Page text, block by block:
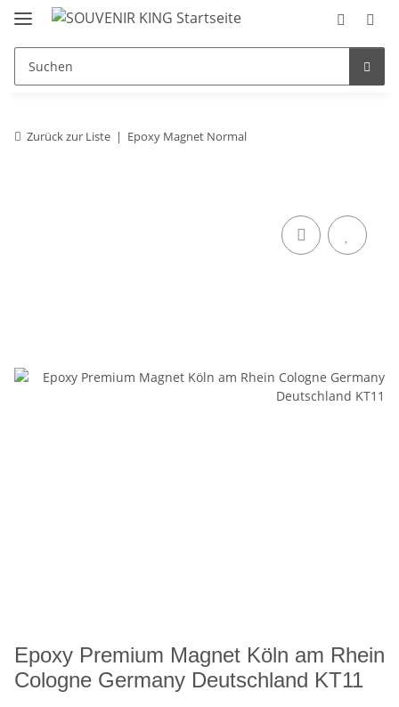
Zurück zur Liste Epoxy Magnet Normal
Epoxy Premium Magnet Köln am Rhein
Cologne Germany Deutschland KT11